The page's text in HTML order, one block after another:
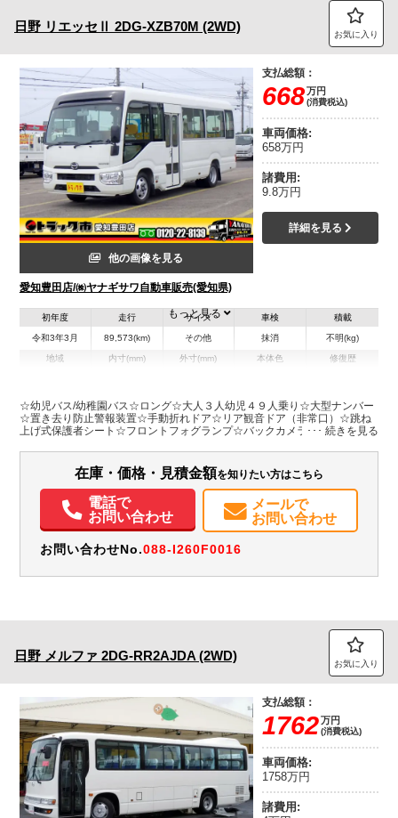
日野 リエッセⅡ 2DG-XZB70M (2WD) お気に入り
他の画像を見る
愛知豊田店/㈱ヤナギサワ自動車販売(愛知県)
支払総額：
668万円
(消費税込)
車両価格:
658万円
諸費用:
9.8万円
詳細を見る
初年度
令和3年3月
走行
89,573(km)
サイズ
その他
車検
抹消
積載
不明(kg)
地域 内寸(mm) 外寸(mm)
H:2,630
本体色 修復歴
装備情報
取扱説明書（一部含む）
メンテナンスノート（保証書）
もっと見る
☆幼児バス/幼稚園バス☆ロング☆大人３人幼児４９人乗り☆大型ナンバー
☆置き去り防止警報装置☆手動折れドア☆リア観音ドア（非常口）☆跳ね
上げ式保護者シート☆フロントフォグランプ☆バックカメラ☆コムテック
☆ＴＲＣ/横滑防止装置
在庫・価格・見積金額を知りたい方はこちら
電話で
お問い合わせ
メールで
お問い合わせ
お問い合わせNo.088-I260F0016
日野 メルファ 2DG-RR2AJDA (2WD) お気に入り
支払総額：
1762万円
(消費税込)
車両価格:
1758万円
諸費用: